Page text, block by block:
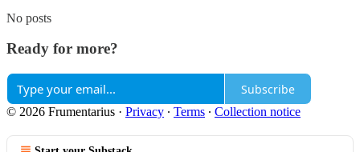
No posts
Ready for more?
Subscribe
© 2026 Frumentarius · Privacy ∙ Terms ∙ Collection notice